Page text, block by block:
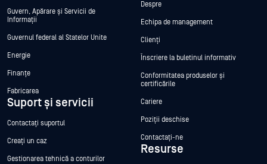
Guvern, Apărare și Servicii de
Informații
Guvernul federal al Statelor Unite
Energie
Finanțe
Fabricarea
Suport și servicii
Contactați suportul
Creați un caz
Gestionarea tehnică a conturilor
Despre
Echipa de management
Clienți
Înscriere la buletinul informativ
Conformitatea produselor și
certificările
Cariere
Poziții deschise
Contactați-ne
Resurse